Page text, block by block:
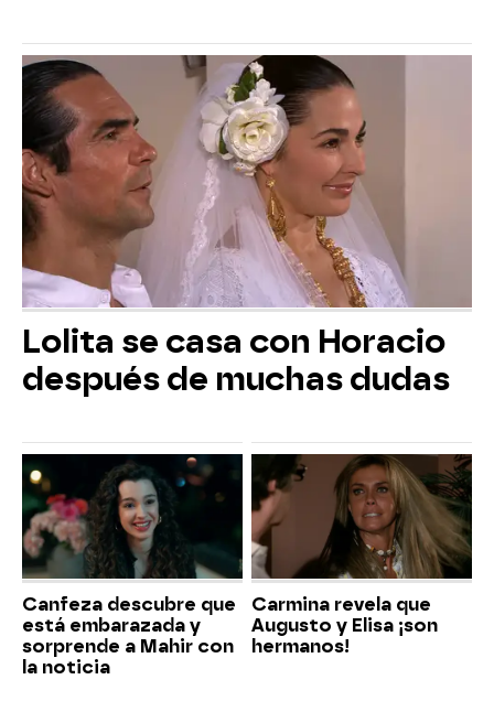
Lolita se casa con Horacio
después de muchas dudas
Canfeza descubre que
está embarazada y
sorprende a Mahir con
la noticia
Carmina revela que
Augusto y Elisa ¡son
hermanos!